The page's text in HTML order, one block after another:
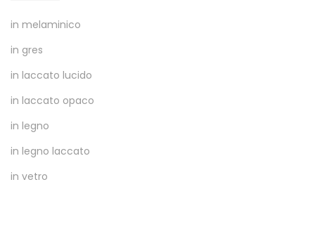
in melaminico
in gres
in laccato lucido
in laccato opaco
in legno
in legno laccato
in vetro